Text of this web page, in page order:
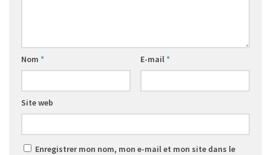
Nom * E-mail*
Site web
Enregistrer mon nom, mon e-mail et mon site dans le